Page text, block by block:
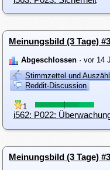
Meinungsbild (3 Tage)
Abgeschlossen · vor 14
Stimmzettel und
Reddit-Discussion
1
i562: P022:
Meinungsbild (3 Tage)